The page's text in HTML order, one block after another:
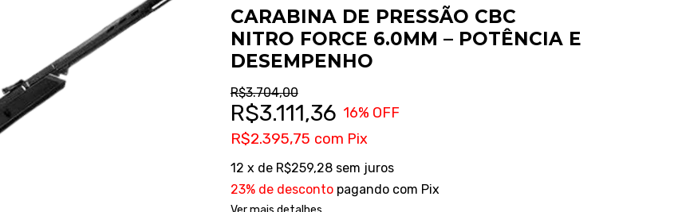
CARABINA DE PRESSÃO CBC
NITRO FORCE 6.0MM – POTÊNCIA E
DESEMPENHO
R$3.704,00
R$3.111,36 16% OFF
R$2.395,75 com Pix
12 x de R$259,28 sem juros
23% de descontopagando com Pix